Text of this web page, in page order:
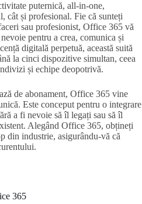
puternică, all-in-one,
cât și profesional. Fie că sunteți
sau profesionist, Office 365 vă
pentru a crea, comunica și
digitală perpetuă, această suită
la cinci dispozitive simultan, ceea
și echipe deopotrivă.
de abonament, Office 365 vine
Este conceput pentru o integrare
a fi nevoie să îl legați sau să îl
Alegând Office 365, obțineți
din industrie, asigurându-vă că
365